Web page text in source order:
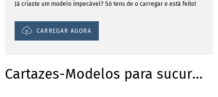
Já criaste um modelo impecável? Só tens de o carregar e está feito!
CARREGAR AGORA
Cartazes-Modelos para sucursais